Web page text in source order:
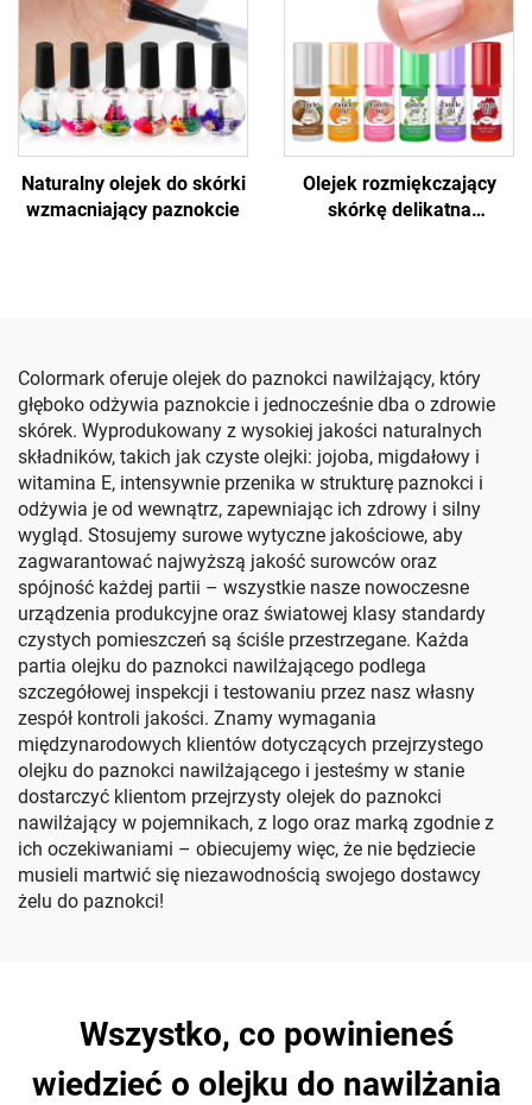
Naturalny olejek do skórki
wzmacniający paznokcie
Olejek rozmiękczający
skórkę delikatna
Colormark oferuje olejek do paznokci nawilżający, który
głęboko odżywia paznokcie i jednocześnie dba o zdrowie
skórek. Wyprodukowany z wysokiej jakości naturalnych
składników, takich jak czyste olejki: jojoba, migdałowy i
witamina E, intensywnie przenika w strukturę paznokci i
odżywia je od wewnątrz, zapewniając ich zdrowy i silny
wygląd. Stosujemy surowe wytyczne jakościowe, aby
zagwarantować najwyższą jakość surowców oraz
spójność każdej partii – wszystkie nasze nowoczesne
urządzenia produkcyjne oraz światowej klasy standardy
czystych pomieszczeń są ściśle przestrzegane. Każda
partia olejku do paznokci nawilżającego podlega
szczegółowej inspekcji i testowaniu przez nasz własny
zespół kontroli jakości. Znamy wymagania
międzynarodowych klientów dotyczących przejrzystego
olejku do paznokci nawilżającego i jesteśmy w stanie
dostarczyć klientom przejrzysty olejek do paznokci
nawilżający w pojemnikach, z logo oraz marką zgodnie z
ich oczekiwaniami – obiecujemy więc, że nie będziecie
musieli martwić się niezawodnością swojego dostawcy
żelu do paznokci!
Wszystko, co powinieneś
wiedzieć o olejku do nawilżania